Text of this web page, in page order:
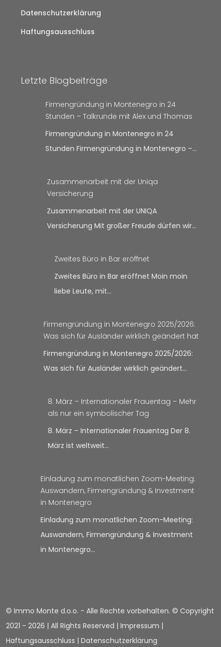
Datenschutzerklärung
Haftungsausschluss
Letzte Blogbeiträge
Firmengründung in Montenegro in 24
Stunden – Talkrunde mit Alex und Thomas
Firmengründung in Montenegro in 24
Stunden Firmengründung in Montenegro –…
Zusammenarbeit mit der Uniqa
Versicherung
Zusammenarbeit mit der UNIQA
Versicherung Mit großer Freude dürfen wir…
Zweites Büro in Bar eröffnet
Zweites Büro in Bar eröffnet Moin moin
liebe Leute, mit…
Firmengründung in Montenegro 2025/2026:
Was sich für Ausländer wirklich geändert hat
Firmengründung in Montenegro 2025/2026:
Was sich für Ausländer wirklich geändert…
8. März – Internationaler Frauentag – Mehr
als nur ein symbolischer Tag
8. März – Internationaler Frauentag Der 8.
März ist weltweit…
Einladung zum monatlichen Zoom-Meeting:
Auswandern, Firmengründung & Investment
in Montenegro
Einladung zum monatlichen Zoom-Meeting:
Auswandern, Firmengründung & Investment
in Montenegro…
© Immo Monte d.o.o. - Alle Rechte vorbehalten. © Copyright
2021 - 2026 | All Rights Reserved | Impressum |
Haftungsausschluss | Datenschutzerklärung